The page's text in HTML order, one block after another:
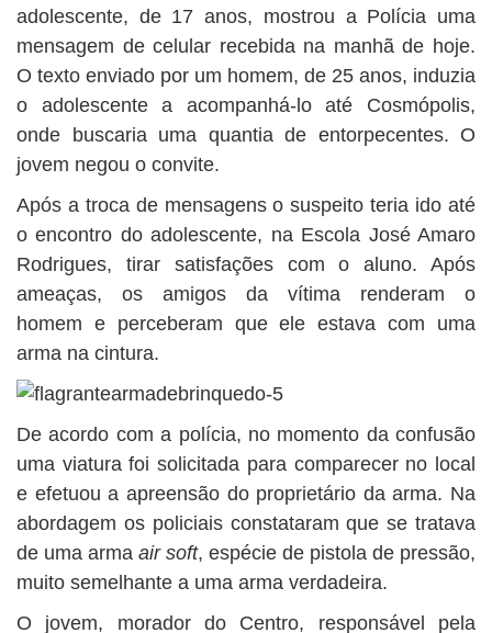
adolescente, de 17 anos, mostrou a Polícia uma
mensagem de celular recebida na manhã de hoje.
O texto enviado por um homem, de 25 anos, induzia
o adolescente a acompanhá-lo até Cosmópolis,
onde buscaria uma quantia de entorpecentes. O
jovem negou o convite.
Após a troca de mensagens o suspeito teria ido até
o encontro do adolescente, na Escola José Amaro
Rodrigues, tirar satisfações com o aluno. Após
ameaças, os amigos da vítima renderam o
homem e perceberam que ele estava com uma
arma na cintura.
De acordo com a polícia, no momento da confusão
uma viatura foi solicitada para comparecer no local
e efetuou a apreensão do proprietário da arma. Na
abordagem os policiais constataram que se tratava
de uma arma air soft, espécie de pistola de pressão,
muito semelhante a uma arma verdadeira.
O jovem, morador do Centro, responsável pela